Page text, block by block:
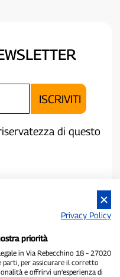
di questo
Privacy Policy
priorità
in Via Rebecchino 18 – 27020
parti, per assicurare il corretto
e offrirvi un’esperienza di